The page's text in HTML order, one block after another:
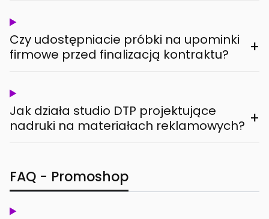
Czy udostępniacie próbki na upominki
firmowe przed finalizacją kontraktu?
+
Jak działa studio DTP projektujące
nadruki na materiałach reklamowych? +
FAQ - Promoshop